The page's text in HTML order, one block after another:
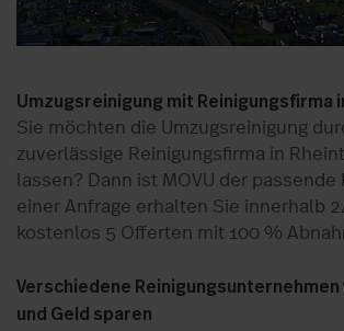
Umzugsreinigung mit Reinigungsfirma
Sie möchten die Umzugsreinigung
zuverlässige Reinigungsfirma in
lassen? Dann ist MOVU der passende
einer Anfrage erhalten Sie innerhalb
kostenlos 5 Offerten mit 100 %
Verschiedene
und Geld sparen